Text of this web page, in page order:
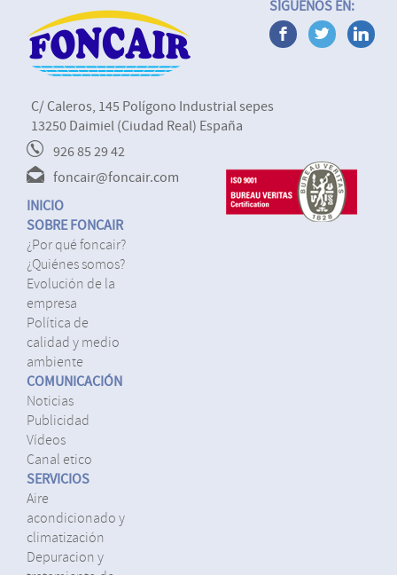
C/ Caleros, 145 Polígono Industrial sepes
13250 Daimiel (Ciudad Real) España
926 85 29 42
foncair@foncair.com
SÍGUENOS EN:
INICIO
SOBRE FONCAIR
¿por qué foncair?
¿quiénes somos?
evolución de la
empresa
política de
calidad y medio
ambiente
COMUNICACIÓN
noticias
publicidad
vídeos
canal etico
SERVICIOS
aire
acondicionado y
climatización
depuracion y